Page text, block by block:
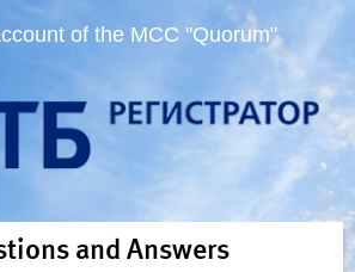
of the MCC "Quorum"
and Answers